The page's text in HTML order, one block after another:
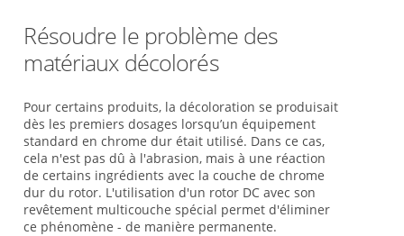
Résoudre le problème des
matériaux décolorés
Pour certains produits, la décoloration se produisait
dès les premiers dosages lorsqu’un équipement
standard en chrome dur était utilisé. Dans ce cas,
cela n'est pas dû à l'abrasion, mais à une réaction
de certains ingrédients avec la couche de chrome
dur du rotor. L'utilisation d'un rotor DC avec son
revêtement multicouche spécial permet d'éliminer
ce phénomène - de manière permanente.